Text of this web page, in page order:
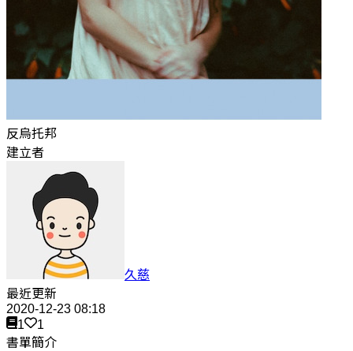
反烏托邦
建立者
久慈
最近更新
2020-12-23 08:18
1
1
書單簡介